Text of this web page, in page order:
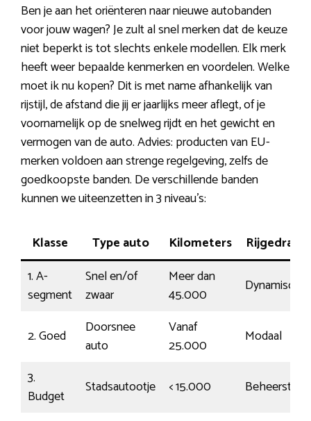
Ben je aan het oriënteren naar nieuwe autobanden
voor jouw wagen? Je zult al snel merken dat de keuze
niet beperkt is tot slechts enkele modellen. Elk merk
heeft weer bepaalde kenmerken en voordelen. Welke
moet ik nu kopen? Dit is met name afhankelijk van
rijstijl, de afstand die jij er jaarlijks meer aflegt, of je
voornamelijk op de snelweg rijdt en het gewicht en
vermogen van de auto. Advies: producten van EU-
merken voldoen aan strenge regelgeving, zelfs de
goedkoopste banden. De verschillende banden
kunnen we uiteenzetten in 3 niveau’s:
Klasse Type auto Kilometers
Rijgedrag
1. A-
segment
Snel en/of
zwaar
Meer dan
45.000
Dynamisch
2. Goed
Doorsnee
auto
Vanaf
25.000
Modaal
3.
Budget
Stadsautootje < 15.000 Beheerst